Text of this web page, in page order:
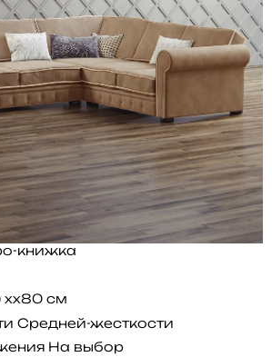
книжка
xx80 см
Средней-жесткости
На выбор